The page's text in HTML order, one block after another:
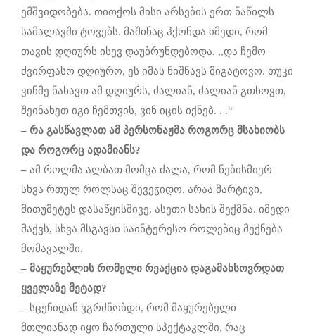
ემშვიდობება. თითქოს მისი არსების ერთ ნაწილს
სამალავში ტოვებს. მაშინაც ჰქონდა იმედი, რომ
თავის დღიურს ისევ დაუბრუნდებოდა. ,,და ჩემო
ძვირფასო დღიურო, ეს იმას ნიშნავს მიგატოვო. თუკი
ვინმე ნახავთ ამ დღიურს, ძალიან, ძალიან გთხოვთ,
შეინახეთ იგი ჩემთვის, ვინ იცის იქნებ. . .“
– რა გასწავლათ ამ პერსონაჟმა როგორც მსახიობს
და როგორც ადამიანს?
– ამ როლმა ალბათ მომცა ძალა, რომ ნებისმიერ
სხვა რთულ როლსაც შევეჭიდო. არაა მარტივი,
მითუმეტეს დასაწყისშივე, ასეთი სახის შექმნა. იმედი
მაქვს, სხვა მსგავსი საინტერესო როლებიც მექნება
მომავალში.
– მაყურებლის რომელი რეაქცია დაგამახსოვრდათ
ყველაზე მეტად?
– სცენიდან ვგრძნობდი, რომ მაყურებელი
მთლიანად იყო ჩართული სპექტაკლში, რაც